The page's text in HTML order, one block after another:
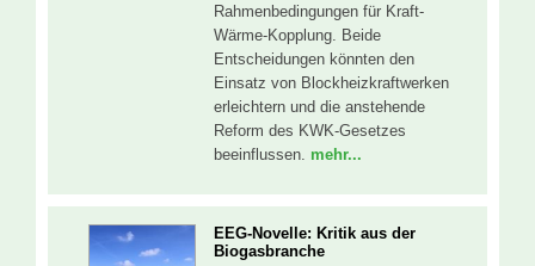
Rahmenbedingungen für Kraft-
Wärme-Kopplung. Beide
Entscheidungen könnten den
Einsatz von Blockheizkraftwerken
erleichtern und die anstehende
Reform des KWK-Gesetzes
beeinflussen. mehr...
EEG-Novelle: Kritik aus der
Biogasbranche